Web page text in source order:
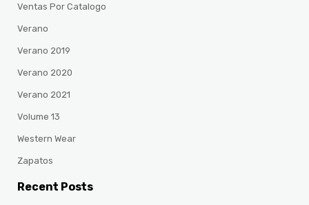
Ventas Por Catalogo
Verano
Verano 2019
Verano 2020
Verano 2021
Volume 13
Western Wear
Zapatos
Recent Posts